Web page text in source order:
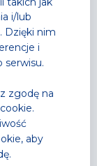
i/lub
Dzięki nim
i
serwisu.
zgodę na
aby